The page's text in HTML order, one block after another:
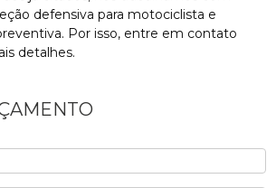
defensiva para motociclista e
Por isso, entre em contato
detalhes.